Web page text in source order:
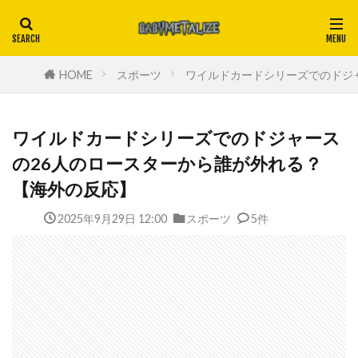
HOME スポーツ ワイルドカードシリーズでのド
ワイルドカードシリーズでのドジャース
の26人のロースターから誰が外れる？
【海外の反応】
2025年9月29日 12:00 スポーツ 5件